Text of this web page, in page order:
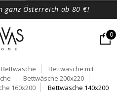
ganz Österreich ab 80 €!
0
Bettwäsche mit
Bettwäsche 200x220
160x200 Bettwäsche 140x200